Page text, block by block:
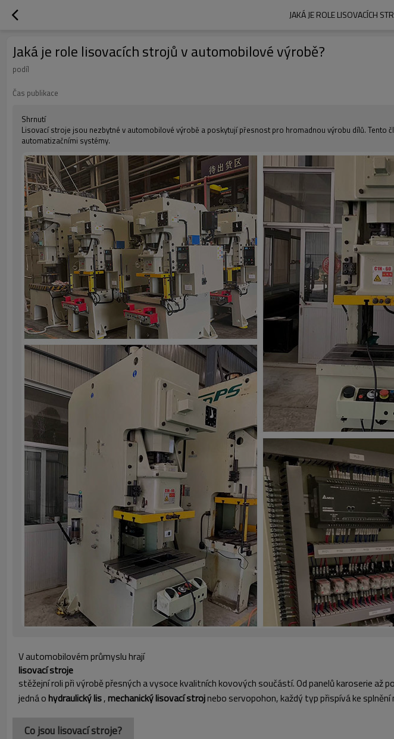
JAKÁ JE ROLE LISOVACÍCH
Jaká je role lisovacích strojů v automobilové výrobě?
podíl
Čas publikace
Shrnutí
Lisovací stroje jsou nezbytné v automobilové výrobě a poskytují přesnost pro hromadnou výrobu dílů.
automatizačními systémy.
V automobilovém průmyslu hrají
lisovací stroje
stěžejní roli při výrobě přesných a vysoce kvalitních kovových součástí. Od panelů karoserie až
jedná ohydraulický lis,mechanický lisovací strojnebo servopohon, každý typ přispívá ke
Co jsou lisovací stroje?